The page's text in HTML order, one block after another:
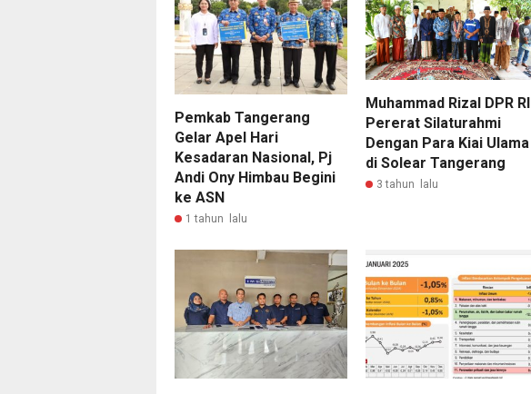
Pemkab Tangerang
Gelar Apel Hari
Kesadaran Nasional, Pj
Andi Ony Himbau Begini
ke ASN
1 tahun lalu
Muhammad Rizal DPR RI
Pererat Silaturahmi
Dengan Para Kiai Ulama
di Solear Tangerang
3 tahun lalu